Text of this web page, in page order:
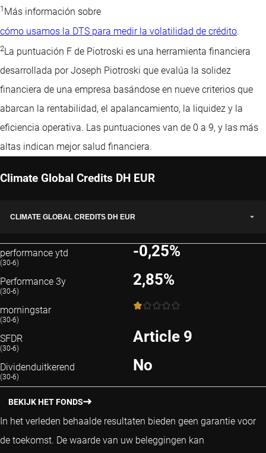
1 Más información sobre
cómo usamos la DTS para medir la volatilidad de crédito.
2La puntuación F de Piotroski es una herramienta financiera
desarrollada por Joseph Piotroski que evalúa la solidez
financiera de una empresa basándose en nueve criterios que
abarcan la rentabilidad, el apalancamiento, la liquidez y la
eficiencia operativa. Las puntuaciones van de 0 a 9, y las más
altas indican mejor salud financiera.
Climate Global Credits DH EUR
CLIMATE GLOBAL CREDITS DH EUR
performance ytd
(30-6)
-0,25%
Performance 3y
(30-6)
2,85%
morningstar
(30-6)
1 / 5
SFDR
(30-6)
Article 9
Dividenduitkerend
(30-6)
No
BEKIJK HET FONDS
In het verleden behaalde resultaten bieden geen garantie voor
de toekomst. De waarde van uw beleggingen kan